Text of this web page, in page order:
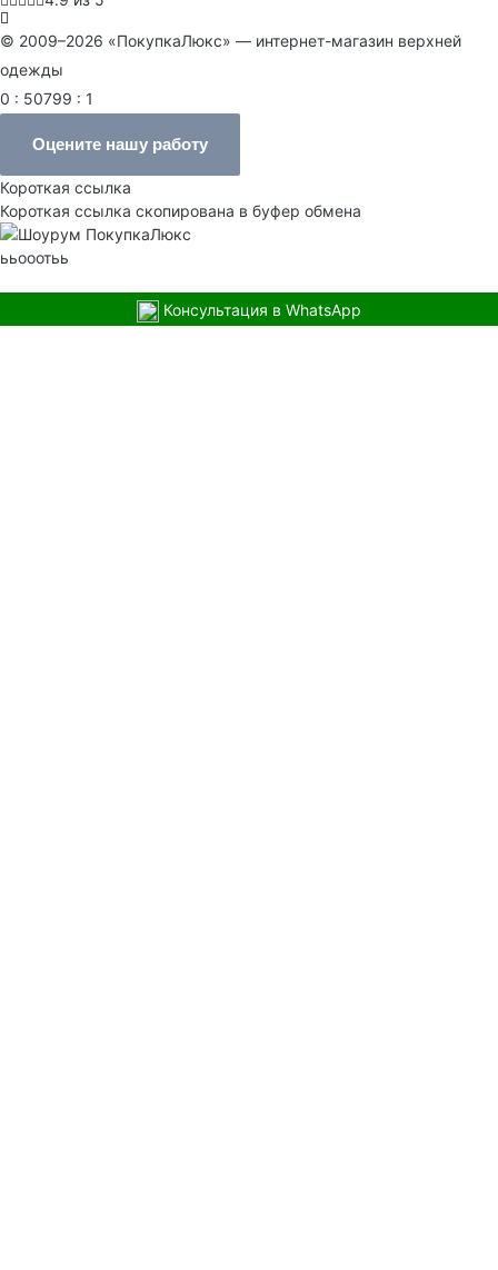
© 2009–2026 «ПокупкаЛюкс» — интернет-магазин верхней
одежды
0 : 50799 : 1
Оцените нашу работу
Короткая ссылка
Короткая ссылка скопирована в буфер обмена
ььооотьь
Консультация в WhatsApp